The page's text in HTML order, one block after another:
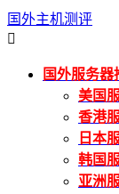
国外主机测评

国外服务器
美国
香港
日本
韩国
亚洲